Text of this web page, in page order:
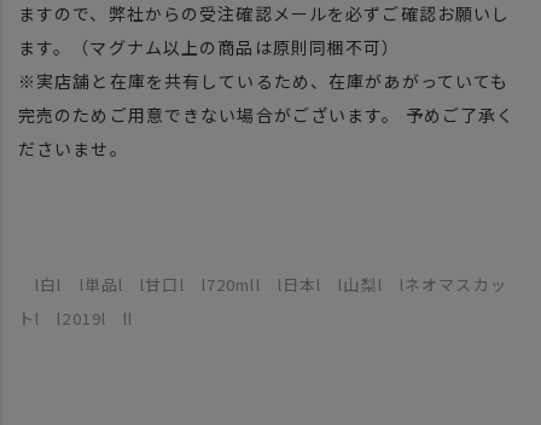
ますので、弊社からの受注確認メールを必ずご確認お願いし
ます。（マグナム以上の商品は原則同梱不可）
※実店舗と在庫を共有しているため、在庫があがっていても
完売のためご用意できない場合がございます。 予めご了承く
ださいませ。
l白l l単品l l甘口l l720mll l日本l l山梨l lネオマスカッ
トl l2019l ll